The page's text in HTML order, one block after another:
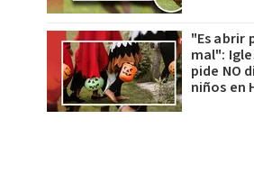
"Es abrir
mal":
pide NO
niños en